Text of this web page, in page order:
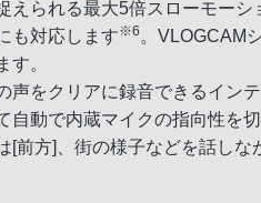
えられる最大5倍スローモー
も対応します※6 。VLOGCAM
す。
声をクリアに録音できるイン
自動で内蔵マイクの指向性を
[前方]、街の様子などを話し